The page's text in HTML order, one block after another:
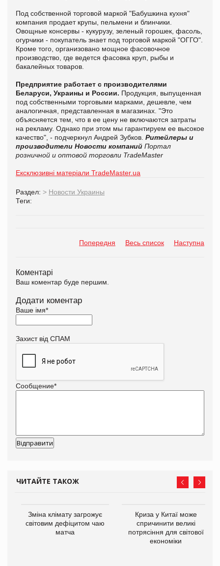
Под собственной торговой маркой "Бабушкина кухня"
компания продает крупы, пельмени и блинчики.
Овощные консервы - кукурузу, зеленый горошек, фасоль,
огурчики - покупатель знает под торговой маркой "ОГГО".
Кроме того, организовано мощное фасовочное
производство, где ведется фасовка круп, рыбы и
бакалейных товаров.
Предприятие работает с производителями
Беларуси, Украины и России. Продукция, выпущенная
под собственными торговыми марками, дешевле, чем
аналогичная, представленная в магазинах. "Это
объясняется тем, что в ее цену не включаются затраты
на рекламу. Однако при этом мы гарантируем ее высокое
качество", - подчеркнул Андрей Зубков. Ритейлеры и
производители Новости компаний Портал
розничной и оптовой торговли TradeMaster
Ексклюзивні матеріали TradeMaster.ua
Раздел: > Новости Украины
Теги:
Попередня Весь список Наступна
Коментарі
Ваш коментар буде першим.
Додати коментар
Ваше імя*
Захист від СПАМ
Сообщение*
ЧИТАЙТЕ ТАКОЖ
Зміна клімату загрожує
світовим дефіцитом чаю
матча
Криза у Китаї може
спричинити великі
потрясіння для світової
економіки